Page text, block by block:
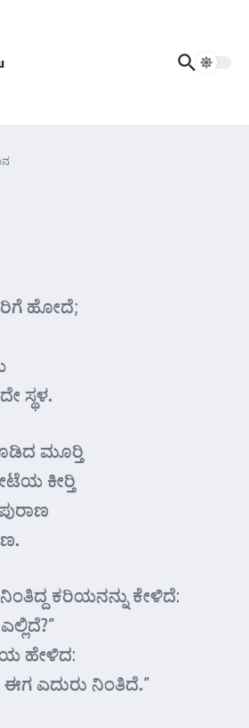
ಹೋದೆ;
ಸ್ಥಳ.
ಮೂರ್‍ತಿ
ಕೀರ್‍ತಿ
ಕರಿಯನನ್ನು ಕೇಳಿದೆ:
ಹೇಳಿದ:
ಎದುರು ನಿಂತಿದೆ.”